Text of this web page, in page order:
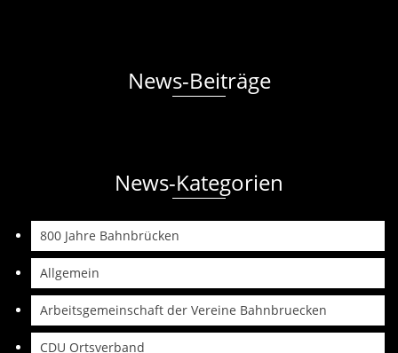
News-Beiträge
News-Kategorien
800 Jahre Bahnbrücken
Allgemein
Arbeitsgemeinschaft der Vereine Bahnbruecken
CDU Ortsverband